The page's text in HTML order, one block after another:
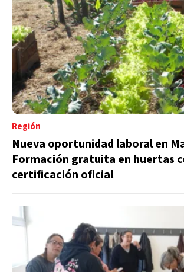
Región
Nueva oportunidad laboral en
Formación gratuita en huertas
certificación oficial